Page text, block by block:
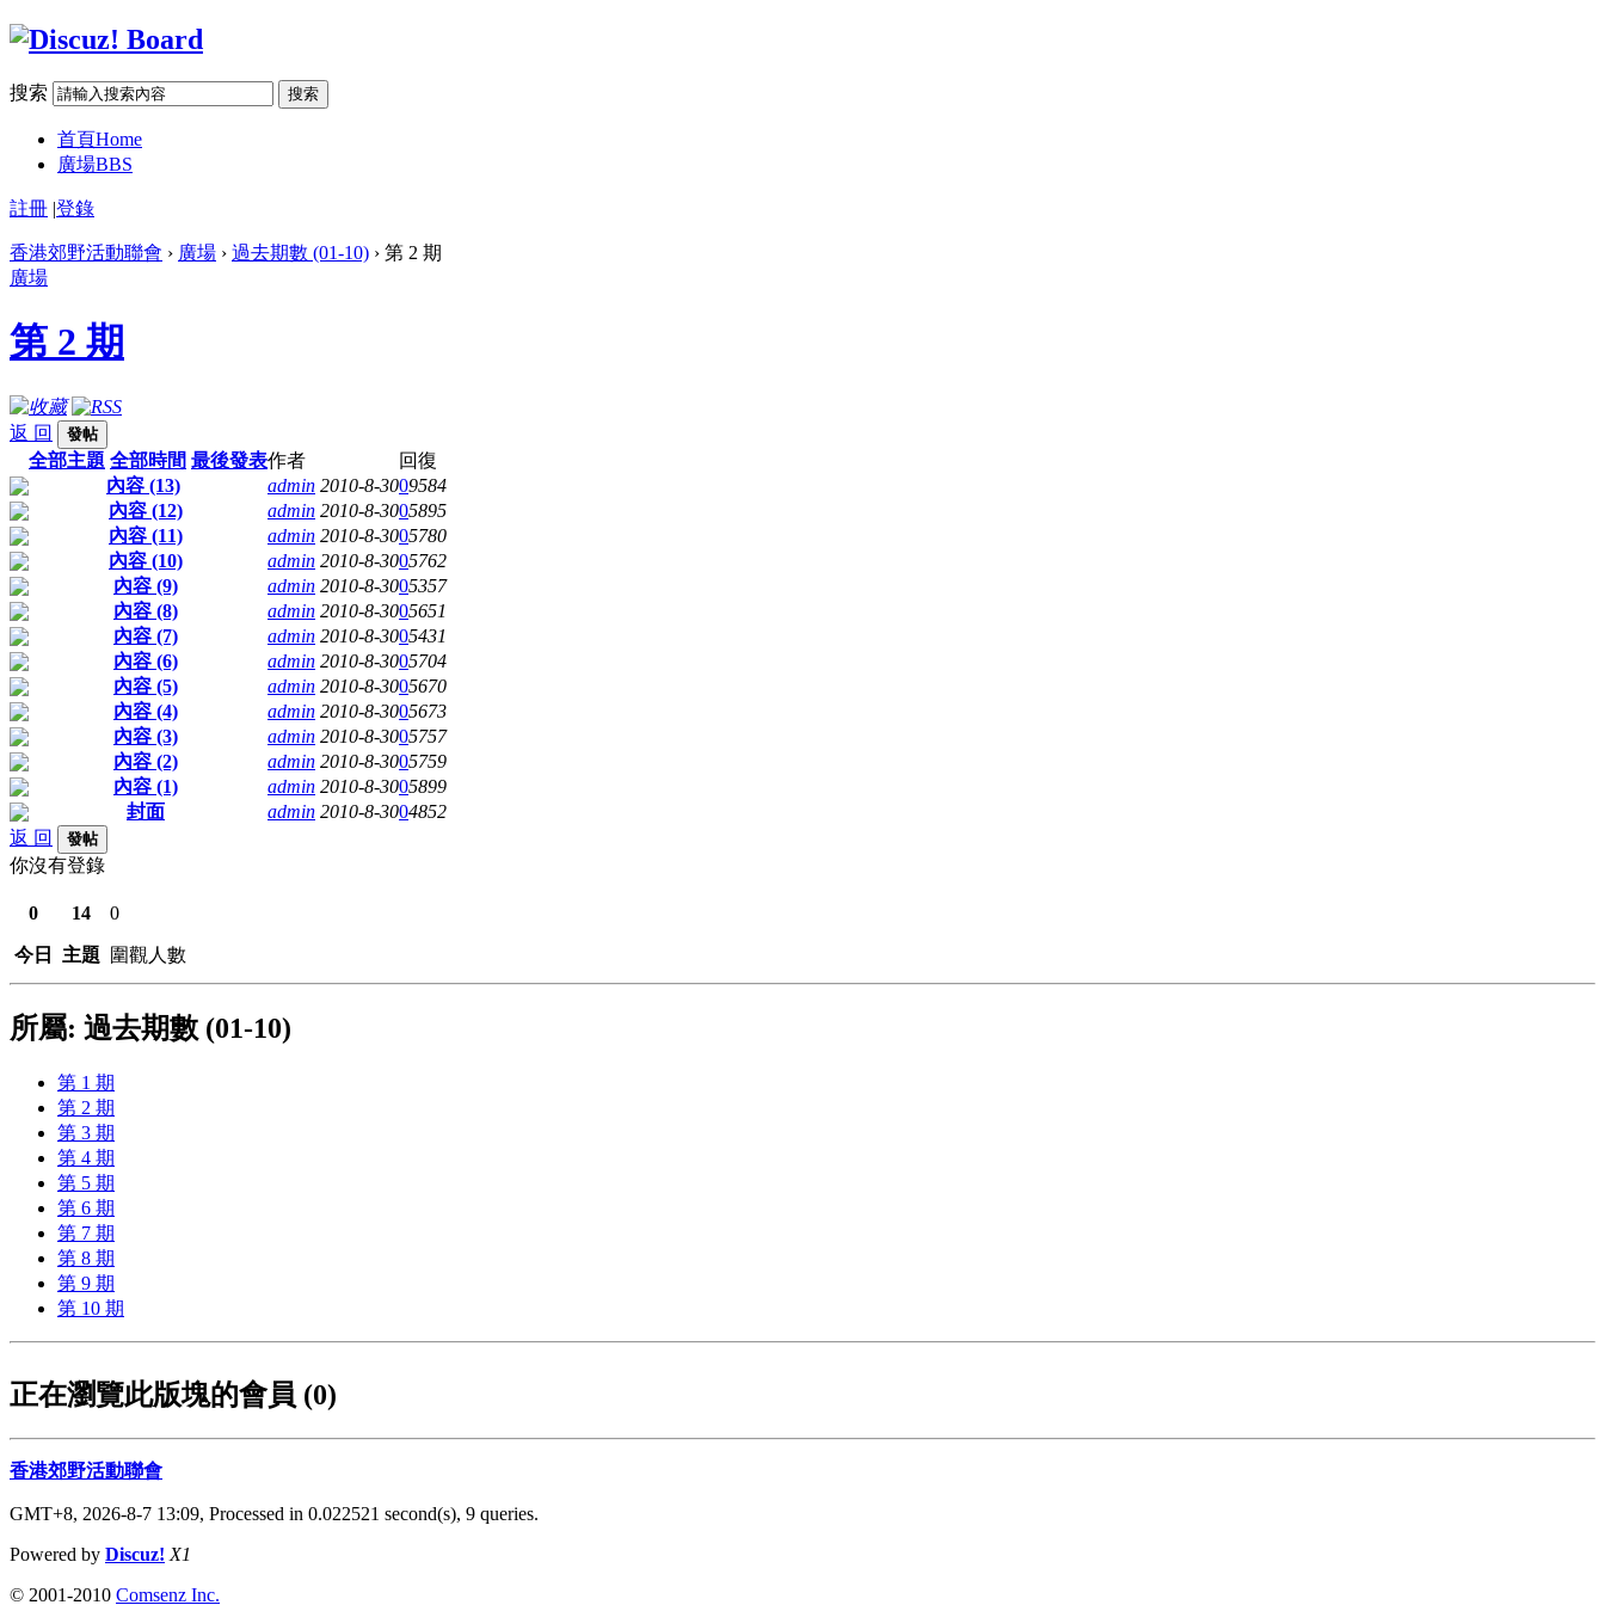
搜索 搜索
首頁Home
廣場BBS
註冊 |登錄
香港郊野活動聯會 › 廣場 › 過去期數 (01-10) › 第 2 期
廣場
第 2 期
返 回 發帖
全部主題 全部時間 最後發表作者
回復
內容 (13)
admin 2010-8-3009584
內容 (12)
admin 2010-8-3005895
內容 (11)
admin 2010-8-3005780
內容 (10)
admin 2010-8-3005762
內容 (9)
admin 2010-8-3005357
內容 (8)
admin 2010-8-3005651
內容 (7)
admin 2010-8-3005431
內容 (6)
admin 2010-8-3005704
內容 (5)
admin 2010-8-3005670
內容 (4)
admin 2010-8-3005673
內容 (3)
admin 2010-8-3005757
內容 (2)
admin 2010-8-3005759
內容 (1)
admin 2010-8-3005899
封面
admin 2010-8-3004852
返 回
發帖
你沒有登錄
0
今日
14
主題
0
圍觀人數
所屬: 過去期數 (01-10)
第 1 期
第 2 期
第 3 期
第 4 期
第 5 期
第 6 期
第 7 期
第 8 期
第 9 期
第 10 期
正在瀏覽此版塊的會員 (0)
香港郊野活動聯會
GMT+8, 2026-8-7 13:09, Processed in 0.022521 second(s), 9 queries.
Powered by Discuz! X1
© 2001-2010 Comsenz Inc.